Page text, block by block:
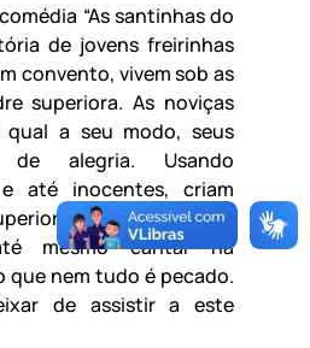
“As santinhas do
de jovens freirinhas
convento, vivem sob as
superiora. As noviças
a seu modo, seus
de alegria. Usando
até inocentes, criam
vivenciando seus
mesmo cantar na
que nem tudo é pecado.
de assistir a este